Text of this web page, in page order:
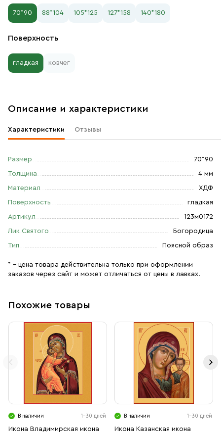
70*90 88*104 105*125 127*158 140*180
Поверхность
гладкая ковчег
Описание и характеристики
Характеристики Отзывы
Размер 70*90
Толщина 4 мм
Материал ХДФ
Поверхность гладкая
Артикул 123м0172
Лик Святого Богородица
Тип Поясной образ
* – цена товара действительна только при оформлении
заказов через сайт и может отличаться от цены в лавках.
Похожие товары
В наличии 1-30 дней
Икона Владимирская икона
В наличии 1-30 дней
Икона Казанская икона